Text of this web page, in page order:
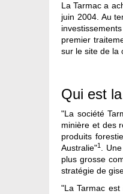
La Tarmac a
juin 2004. Au
premier
sur le site de la
Qui est
"La société
minière et des
produits
Australie"1
.
plus grosse
stratégie de
"La Tarmac